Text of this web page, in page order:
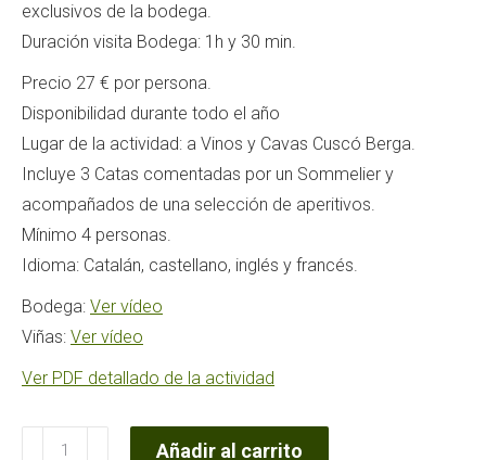
exclusivos de la bodega.
Duración visita Bodega: 1h y 30 min.
Precio 27 € por persona.
Disponibilidad durante todo el año
Lugar de la actividad: a Vinos y Cavas Cuscó Berga.
Incluye 3 Catas comentadas por un Sommelier y
acompañados de una selección de aperitivos.
Mínimo 4 personas.
Idioma: Catalán, castellano, inglés y francés.
Bodega: Ver vídeo
Viñas: Ver vídeo
Ver PDF detallado de la actividad
Añadir al carrito